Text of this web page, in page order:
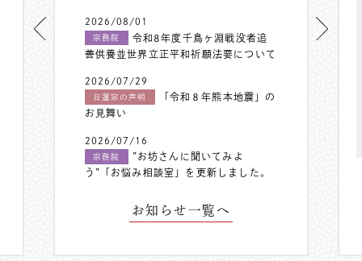
2026/08/01
宗務院
令和8年度千鳥ヶ淵戦没者追
善供養並世界立正平和祈願法要について
2026/07/29
日蓮宗の声明
「令和８年熊本地震」の
お見舞い
2026/07/16
宗務院
”お坊さんに聞いてみよ
う”「お悩み相談室」を更新しました。
お知らせ一覧へ